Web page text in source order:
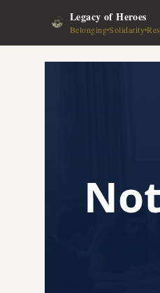
Legacy of Heroes
BelongingSolidarity